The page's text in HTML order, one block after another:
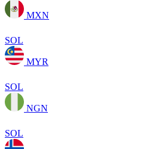
MXN
SOL
MYR
SOL
NGN
SOL